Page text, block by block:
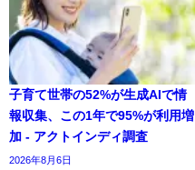
子育て世帯の52%が生成AIで情
報収集、この1年で95%が利用増
加 - アクトインディ調査
2026年8月6日